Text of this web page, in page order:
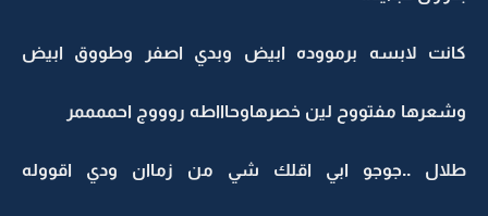
كانت لابسه برمووده ابيض وبدي اصفر وطووق ابيض
وشعرها مفتووح لين خصرهاوحاااطه روووج احممممر
طلال ..جوجو ابي اقلك شي من زماان ودي اقووله